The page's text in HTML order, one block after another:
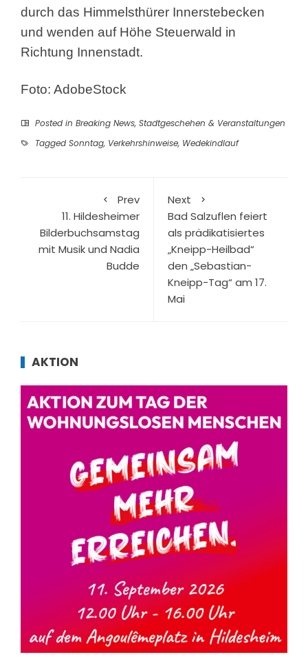
durch das Himmelsthürer Innerstebecken
und wenden auf Höhe Steuerwald in
Richtung Innenstadt.
Foto: AdobeStock
Posted in Breaking News, Stadtgeschehen & Veranstaltungen
Tagged Sonntag, Verkehrshinweise, Wedekindlauf
Prev
11. Hildesheimer
Bilderbuchsamstag
mit Musik und Nadia
Budde
Next
Bad Salzuflen feiert
als prädikatisiertes
„Kneipp-Heilbad“
den „Sebastian-
Kneipp-Tag“ am 17.
Mai
AKTION